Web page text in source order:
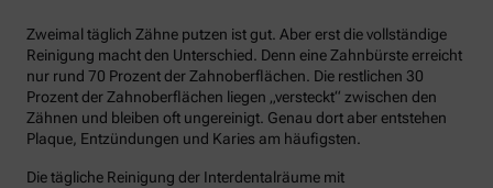
Zweimal täglich Zähne putzen ist gut. Aber erst die vollständige
Reinigung macht den Unterschied. Denn eine Zahnbürste erreicht
nur rund 70 Prozent der Zahnoberflächen. Die restlichen 30
Prozent der Zahnoberflächen liegen „versteckt“ zwischen den
Zähnen und bleiben oft ungereinigt. Genau dort aber entstehen
Plaque, Entzündungen und Karies am häufigsten.
Die tägliche Reinigung der Interdentalräume mit